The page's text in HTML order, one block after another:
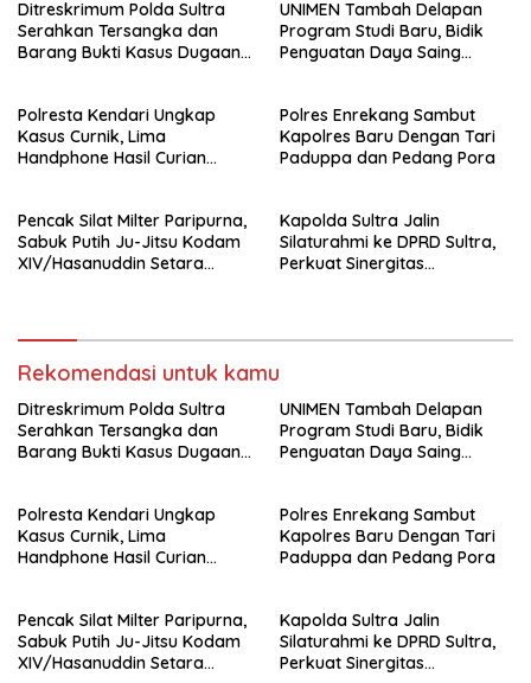
Ditreskrimum Polda Sultra
Serahkan Tersangka dan
Barang Bukti Kasus Dugaan
Kejaksaan
UNIMEN Tambah Delapan
Program Studi Baru, Bidik
Penguatan Daya Saing
Polresta Kendari Ungkap
Kasus Curnik, Lima
Handphone Hasil Curian
Polres Enrekang Sambut
Kapolres Baru Dengan Tari
Paduppa dan Pedang Pora
Pencak Silat Milter Paripurna,
Sabuk Putih Ju-Jitsu Kodam
XIV/Hasanuddin Setara
Kapolda Sultra Jalin
Silaturahmi ke DPRD Sultra,
Perkuat Sinergitas
Rekomendasi untuk kamu
Ditreskrimum Polda Sultra
Serahkan Tersangka dan
Barang Bukti Kasus Dugaan
Kejaksaan
UNIMEN Tambah Delapan
Program Studi Baru, Bidik
Penguatan Daya Saing
Polresta Kendari Ungkap
Kasus Curnik, Lima
Handphone Hasil Curian
Polres Enrekang Sambut
Kapolres Baru Dengan Tari
Paduppa dan Pedang Pora
Pencak Silat Milter Paripurna,
Sabuk Putih Ju-Jitsu Kodam
XIV/Hasanuddin Setara
Kapolda Sultra Jalin
Silaturahmi ke DPRD Sultra,
Perkuat Sinergitas